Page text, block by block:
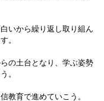
いから繰り返し取り組ん
。
の土台となり、学ぶ姿勢
。
教育で進めていこう。